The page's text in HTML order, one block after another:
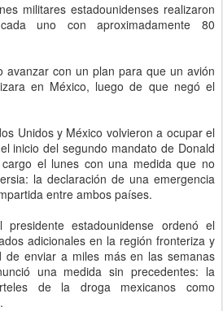
militares estadounidenses realizaron
uno con aproximadamente 80
avanzar con un plan para que un avión
en México, luego de que negó el
Unidos y México volvieron a ocupar el
inicio del segundo mandato de Donald
el lunes con una medida que no
la declaración de una emergencia
entre ambos países.
estadounidense ordenó el
adicionales en la región fronteriza y
de enviar a miles más en las semanas
una medida sin precedentes: la
de la droga mexicanos como